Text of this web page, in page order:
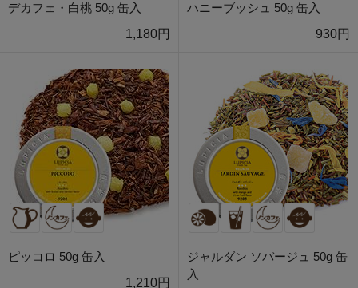
デカフェ・白桃 50g 缶入
1,180円
ハニーブッシュ 50g 缶入
930円
ピッコロ 50g 缶入
1,210円
ジャルダン ソバージュ 50g 缶
入